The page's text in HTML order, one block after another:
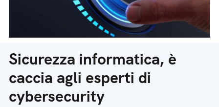
Sicurezza informatica, è
caccia agli esperti di
cybersecurity